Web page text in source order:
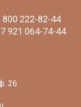
800 222-82-44
921 064-74-44